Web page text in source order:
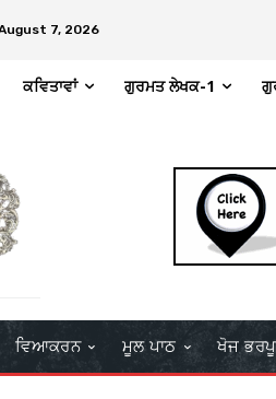
7, 2026
ਕਵਿਤਾਵਾਂ ਗੁਰਮਤ ਲੇਖਕ-1
ਵਿਆਕਰਨ ਮੂਲ ਪਾਠ ਖੋਜ